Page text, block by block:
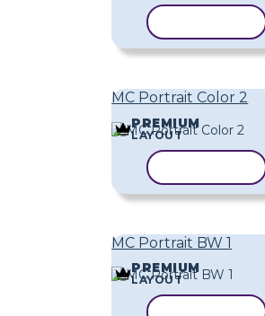
MC Portrait Color 2
PREMIUM
LAYOUT
MC Portrait BW 1
PREMIUM
LAYOUT